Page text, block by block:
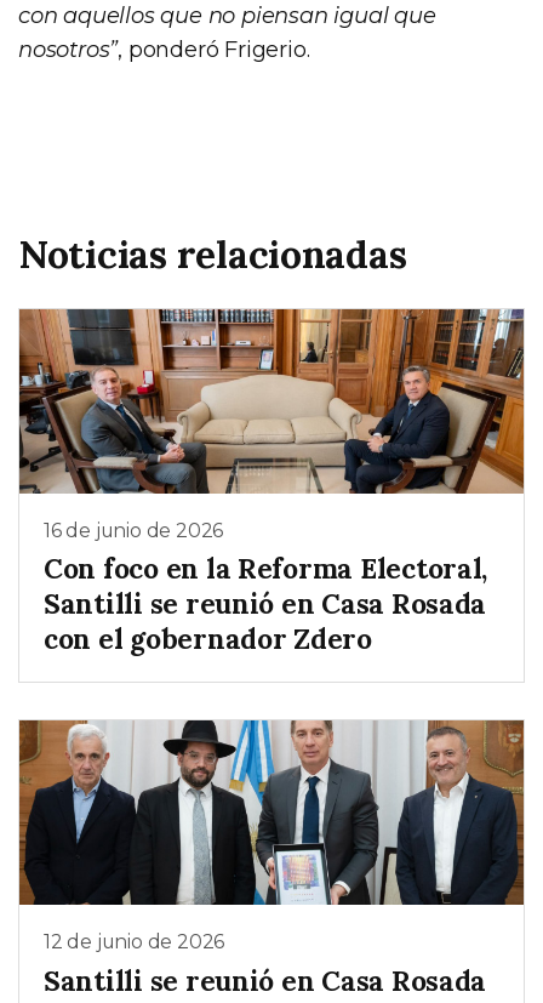
con aquellos que no piensan igual que
nosotros”, ponderó Frigerio.
Noticias relacionadas
16 de junio de 2026
Con foco en la Reforma Electoral,
Santilli se reunió en Casa Rosada
con el gobernador Zdero
12 de junio de 2026
Santilli se reunió en Casa Rosada